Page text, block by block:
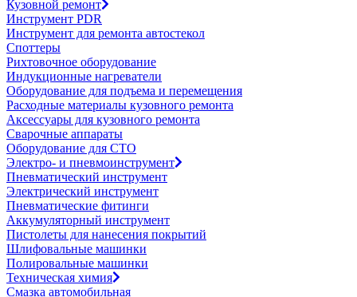
Кузовной ремонт
Инструмент PDR
Инструмент для ремонта автостекол
Споттеры
Рихтовочное оборудование
Индукционные нагреватели
Оборудование для подъема и перемещения
Расходные материалы кузовного ремонта
Аксессуары для кузовного ремонта
Сварочные аппараты
Оборудование для СТО
Электро- и пневмоинструмент
Пневматический инструмент
Электрический инструмент
Пневматические фитинги
Аккумуляторный инструмент
Пистолеты для нанесения покрытий
Шлифовальные машинки
Полировальные машинки
Техническая химия
Смазка автомобильная